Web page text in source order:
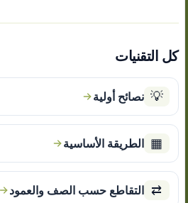
كل التقنيات
💡 نصائح أولية
▦ الطريقة الأساسية
⇄ التقاطع حسب الصف والعمود